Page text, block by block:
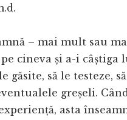
– mai mult sau
cineva și a-i câștiga
găsite, să le testeze,
greșeli.
asta